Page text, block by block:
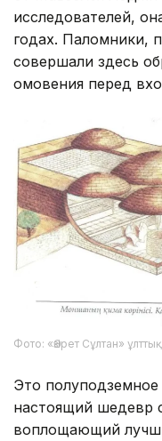
исследователей,
годах. Паломники,
совершали здесь
омовения перед
Фото: «Әзірет Сұлтан»
Это
настоящий шедевр
воплощающий